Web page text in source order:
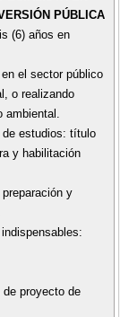
PÚBLICA
(6) años en
el sector público
o realizando
estudios: título
y habilitación
y
proyecto de